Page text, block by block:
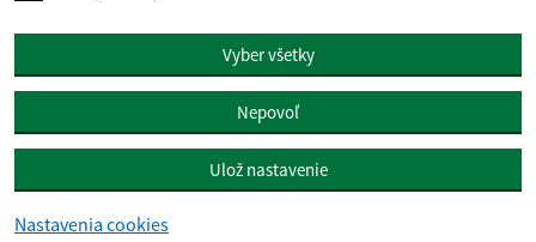
Vyber všetky
Nepovoľ
Ulož nastavenie
Nastavenia cookies